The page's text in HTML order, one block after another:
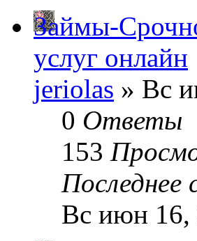
Займы-
услуг онлайн
jeriolas » Вс
0 Ответы
153
Последнее
Вс июн 16,